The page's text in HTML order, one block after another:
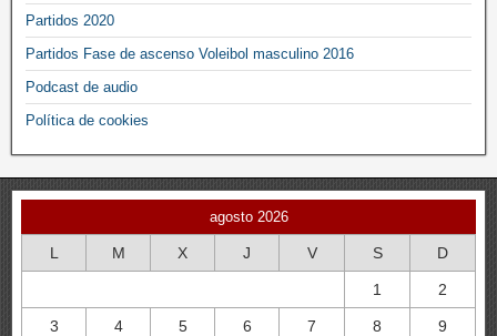
Partidos 2020
Partidos Fase de ascenso Voleibol masculino 2016
Podcast de audio
Política de cookies
agosto 2026
L M X J V S D
1 2
3 4 5 6 7 8 9